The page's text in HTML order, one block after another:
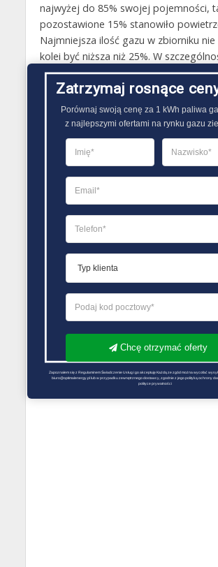
najwyżej do 85% swojej pojemności,
pozostawione 15% stanowiło
Najmniejsza ilość gazu w zbiorniku
kolei być niższa niż 25%. W
miesiącach zimowych, gdy
zewnątrz są minusowe, ponieważ
płynnego paliwa gazowego w
zdolność odparowywania i swoje
grzewcze..
PORÓWNYWARKA OFERT GAZU
Zatrzymaj rosnące
Porównaj swoją cenę za 1 kWh paliwa
z najlepszymi ofertami na rynku gazu
Chcę otrzymać oferty
Zapoznałem się z Regulaminem Świadczenie Usług i go akceptuję Każdą ze zgód można wycofać
biuro@optimalenergy.pl lub w przypadku zewnętrznego dostawcy, zgodnie z jego polityką ochrony
polityce prywatności